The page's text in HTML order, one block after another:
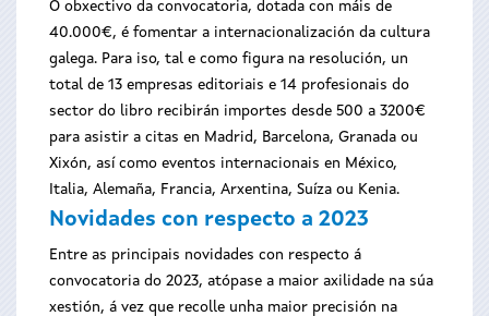
O obxectivo da convocatoria, dotada con máis de
40.000€, é fomentar a internacionalización da cultura
galega. Para iso, tal e como figura na resolución, un
total de 13 empresas editoriais e 14 profesionais do
sector do libro recibirán importes desde 500 a 3200€
para asistir a citas en Madrid, Barcelona, Granada ou
Xixón, así como eventos internacionais en México,
Italia, Alemaña, Francia, Arxentina, Suíza ou Kenia.
Novidades con respecto a 2023
Entre as principais novidades con respecto á
convocatoria do 2023, atópase a maior axilidade na súa
xestión, á vez que recolle unha maior precisión na